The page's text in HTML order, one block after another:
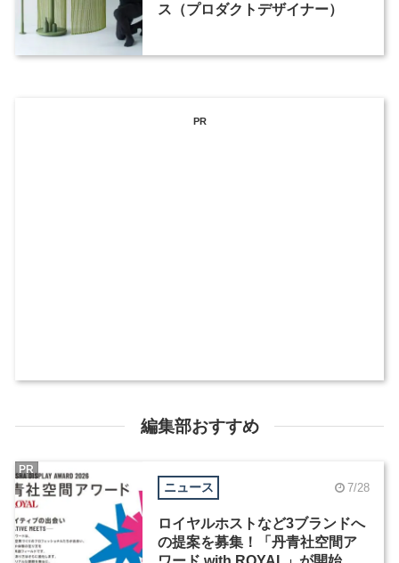
ス（プロダクトデザイナー）
PR
編集部おすすめ
ニュース 7/28
ロイヤルホストなど3ブランドへ
の提案を募集！「丹青社空間ア
PR